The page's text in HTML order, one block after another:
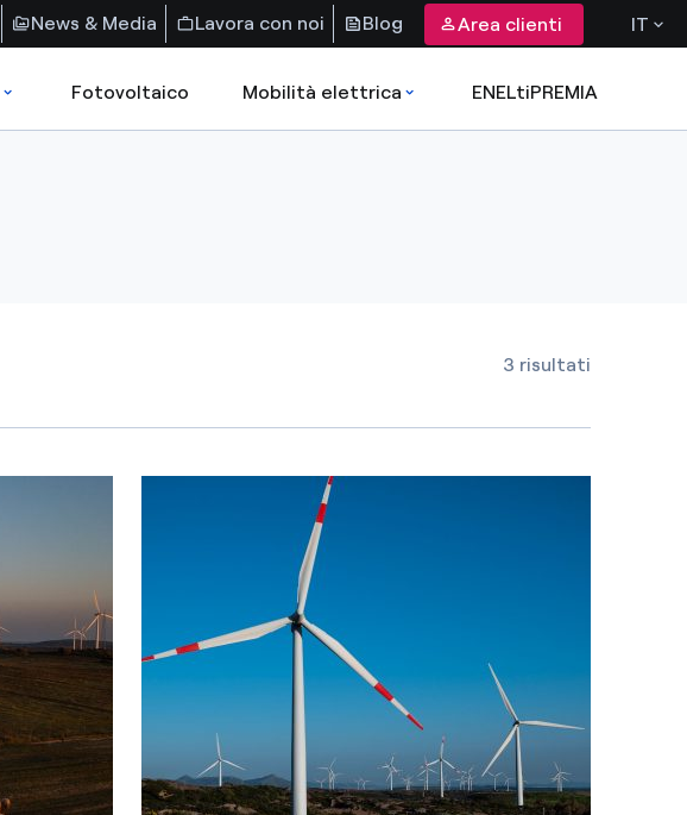
News & Media Lavora con noi Blog Area clienti IT
Fotovoltaico Mobilità elettrica ENELtiPREMIA
Sep
Dec
3 risultati